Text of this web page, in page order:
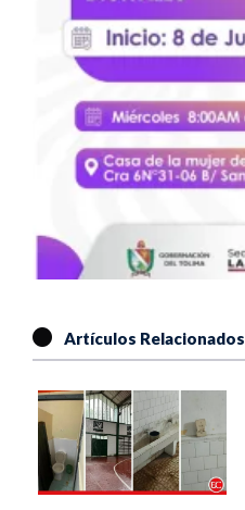
Artículos Relacionados